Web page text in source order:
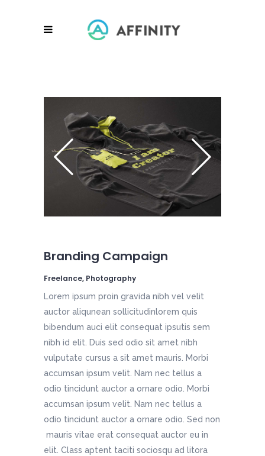
Branding Campaign
Freelance, Photography
Lorem ipsum proin gravida nibh vel velit
auctor aliqunean sollicitudinlorem quis
bibendum auci elit consequat ipsutis sem
nibh id elit. Duis sed odio sit amet nibh
vulputate cursus a sit amet mauris. Morbi
accumsan ipsum velit. Nam nec tellus a
odio tincidunt auctor a ornare odio. Morbi
accumsan ipsum velit. Nam nec tellus a
odio tincidunt auctor a ornare odio. Sed non
mauris vitae erat consequat auctor eu in
elit. Class aptent taciti sociosqu ad litora